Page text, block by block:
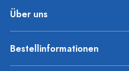
Über uns
Bestellinformationen